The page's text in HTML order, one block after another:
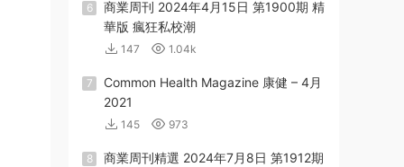
6
商業周刊 2024年4月15日 第1900期 精
華版 瘋狂私校潮
147 1.04k
7
Common Health Magazine 康健 – 4月
2021
145 973
8 商業周刊精選 2024年7月8日 第1912期